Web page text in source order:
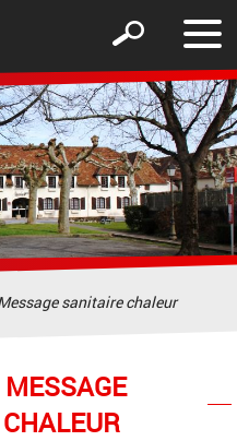
le
Afficher
formulaire
de
recherche
sanitaire chaleur